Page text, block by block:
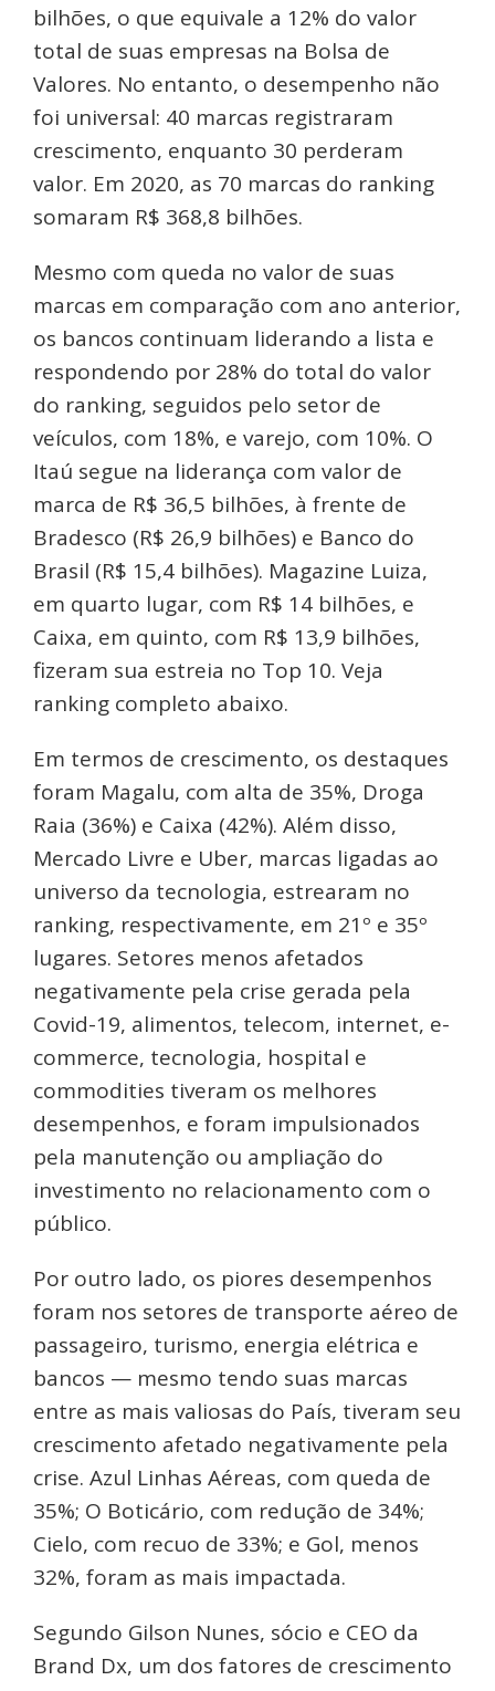
bilhões, o que equivale a 12% do valor
total de suas empresas na Bolsa de
Valores. No entanto, o desempenho não
foi universal: 40 marcas registraram
crescimento, enquanto 30 perderam
valor. Em 2020, as 70 marcas do ranking
somaram R$ 368,8 bilhões.
Mesmo com queda no valor de suas
marcas em comparação com ano anterior,
os bancos continuam liderando a lista e
respondendo por 28% do total do valor
do ranking, seguidos pelo setor de
veículos, com 18%, e varejo, com 10%. O
Itaú segue na liderança com valor de
marca de R$ 36,5 bilhões, à frente de
Bradesco (R$ 26,9 bilhões) e Banco do
Brasil (R$ 15,4 bilhões). Magazine Luiza,
em quarto lugar, com R$ 14 bilhões, e
Caixa, em quinto, com R$ 13,9 bilhões,
fizeram sua estreia no Top 10. Veja
ranking completo abaixo.
Em termos de crescimento, os destaques
foram Magalu, com alta de 35%, Droga
Raia (36%) e Caixa (42%). Além disso,
Mercado Livre e Uber, marcas ligadas ao
universo da tecnologia, estrearam no
ranking, respectivamente, em 21º e 35º
lugares. Setores menos afetados
negativamente pela crise gerada pela
Covid-19, alimentos, telecom, internet, e-
commerce, tecnologia, hospital e
commodities tiveram os melhores
desempenhos, e foram impulsionados
pela manutenção ou ampliação do
investimento no relacionamento com o
público.
Por outro lado, os piores desempenhos
foram nos setores de transporte aéreo de
passageiro, turismo, energia elétrica e
bancos — mesmo tendo suas marcas
entre as mais valiosas do País, tiveram seu
crescimento afetado negativamente pela
crise. Azul Linhas Aéreas, com queda de
35%; O Boticário, com redução de 34%;
Cielo, com recuo de 33%; e Gol, menos
32%, foram as mais impactada.
Segundo Gilson Nunes, sócio e CEO da
Brand Dx, um dos fatores de crescimento